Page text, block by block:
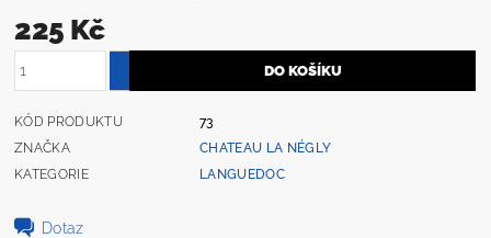
225 Kč
KÓD PRODUKTU
73
ZNAČKA
CHATEAU LA NÉGLY
KATEGORIE
LANGUEDOC
Dotaz